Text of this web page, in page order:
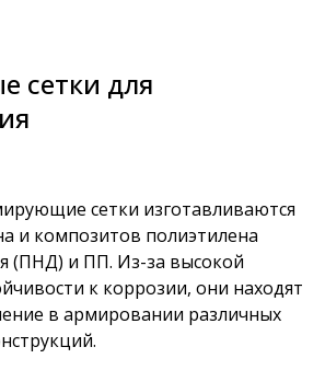
сетки для
сетки изготавливаются
и композитов полиэтилена
(ПНД) и ПП. Из-за высокой
к коррозии, они находят
в армировании различных